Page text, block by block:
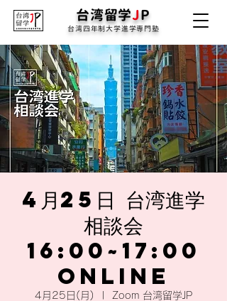
台湾留学JP
台湾四年制大学進学専門塾
4月25日 台湾進学
相談会
16:00~17:00
online
4月25日(月) Zoom 台湾留学JP